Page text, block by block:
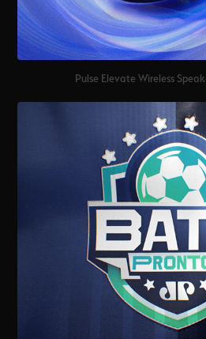
Pulse Elevate Wireless